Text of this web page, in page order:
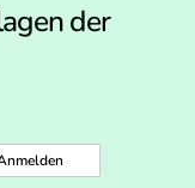
der